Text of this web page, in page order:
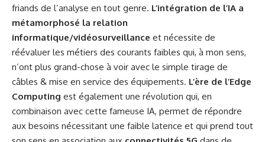
friands de l’analyse en tout genre. L’intégration de l’IA a
métamorphosé la relation
informatique/vidéosurveillance et nécessite de
réévaluer les métiers des courants faibles qui, à mon sens,
n’ont plus grand-chose à voir avec le simple tirage de
câbles & mise en service des équipements. L’ère de l’Edge
Computing est également une révolution qui, en
combinaison avec cette fameuse IA, permet de répondre
aux besoins nécessitant une faible latence et qui prend tout